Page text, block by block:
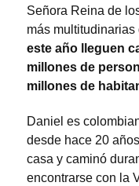
Señora Reina de
más multitudinarias
este año lleguen
millones de
millones de
Daniel es
desde hace 20
casa y caminó
encontrarse con la